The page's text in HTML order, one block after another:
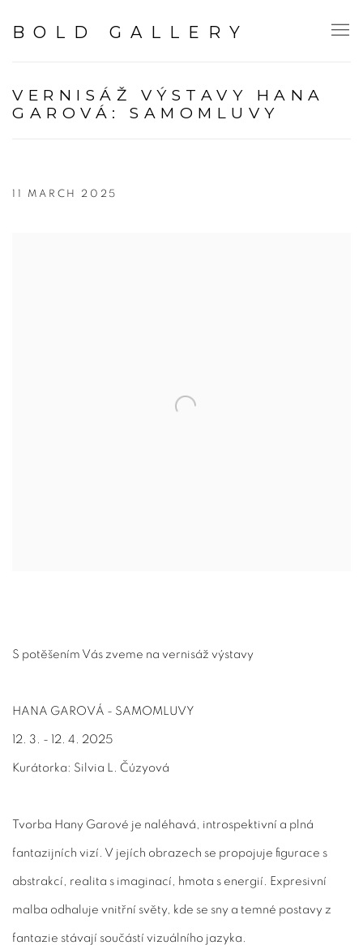
BOLD GALLERY
VERNISÁŽ VÝSTAVY HANA
GAROVÁ: SAMOMLUVY
11 MARCH 2025
S potěšením Vás zveme na vernisáž výstavy
HANA GAROVÁ - SAMOMLUVY
12. 3. - 12. 4. 2025
Kurátorka: Silvia L. Čúzyová
Tvorba Hany Garové je naléhavá, introspektivní a plná
fantazijních vizí. V jejích obrazech se propojuje figurace s
abstrakcí, realita s imaginací, hmota s energií. Expresivní
malba odhaluje vnitřní světy, kde se sny a temné postavy z
fantazie stávají součástí vizuálního jazyka.